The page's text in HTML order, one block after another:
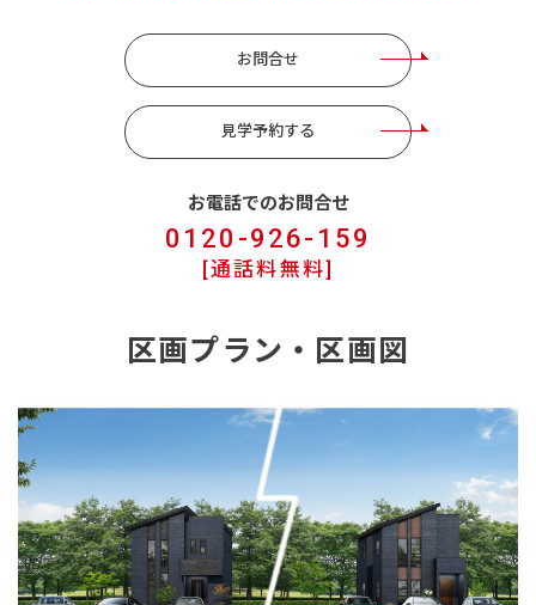
お問合せ
見学予約する
お電話でのお問合せ
0120-926-159
[通話料無料]
区画プラン・区画図